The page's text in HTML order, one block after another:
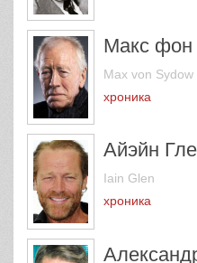
Макс
Max von Sydow
хроника
Айэйн
Iain Glen
хроника